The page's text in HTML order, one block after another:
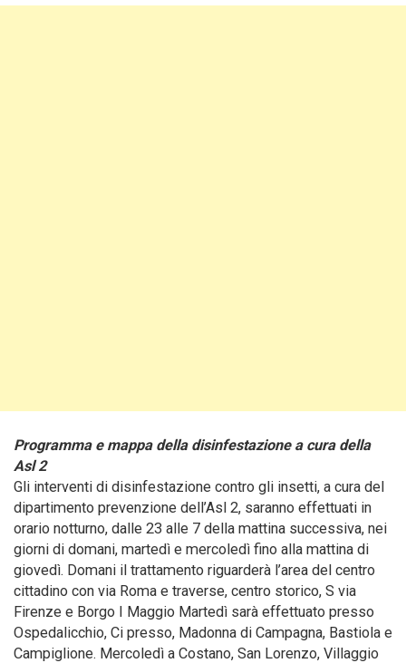
Programma e mappa della disinfestazione a cura della
Asl 2
Gli interventi di disinfestazione contro gli insetti, a cura del
dipartimento prevenzione dell’Asl 2, saranno effettuati in
orario notturno, dalle 23 alle 7 della mattina successiva, nei
giorni di domani, martedì e mercoledì fino alla mattina di
giovedì. Domani il trattamento riguarderà l’area del centro
cittadino con via Roma e traverse, centro storico, S via
Firenze e Borgo I Maggio Martedì sarà effettuato presso
Ospedalicchio, Ci presso, Madonna di Campagna, Bastiola e
Campiglione. Mercoledì a Costano, San Lorenzo, Villaggio